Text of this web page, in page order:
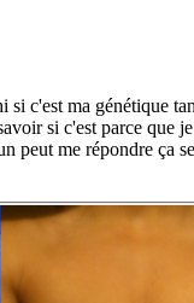
c'est ma génétique
si c'est parce que
peut me répondre ça